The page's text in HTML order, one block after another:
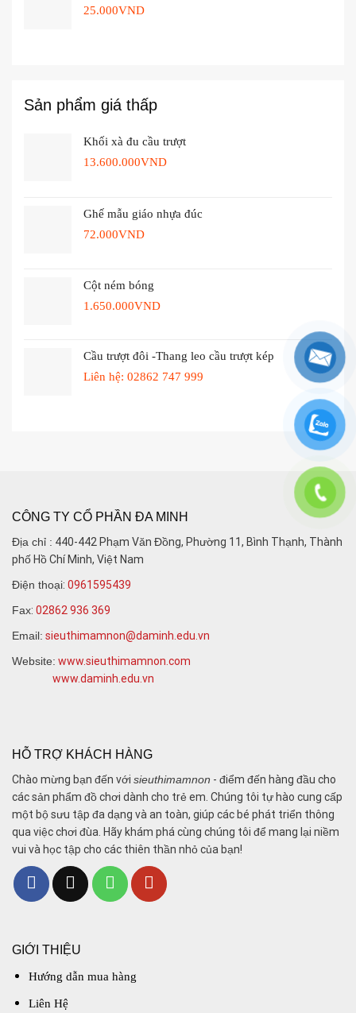
25.000VND
Sản phẩm giá thấp
Khối xà đu cầu trượt
13.600.000VND
Ghế mẫu giáo nhựa đúc
72.000VND
Cột ném bóng
1.650.000VND
Cầu trượt đôi -Thang leo cầu trượt kép
Liên hệ: 02862 747 999
CÔNG TY CỔ PHẦN ĐA MINH
Địa chỉ : 440-442 Phạm Văn Đồng, Phường 11, Bình Thạnh, Thành
phố Hồ Chí Minh, Việt Nam
Điện thoại: 0961595439
Fax: 02862 936 369
Email: sieuthimamnon@daminh.edu.vn
Website: www.sieuthimamnon.com
www.daminh.edu.vn
HỖ TRỢ KHÁCH HÀNG
Chào mừng bạn đến với sieuthimamnon - điểm đến hàng đầu cho
các sản phẩm đồ chơi dành cho trẻ em. Chúng tôi tự hào cung cấp
một bộ sưu tập đa dạng và an toàn, giúp các bé phát triển thông
qua việc chơi đùa. Hãy khám phá cùng chúng tôi để mang lại niềm
vui và học tập cho các thiên thần nhỏ của bạn!
GIỚI THIỆU
Hướng dẫn mua hàng
Liên Hệ